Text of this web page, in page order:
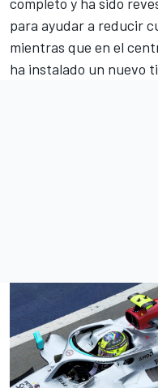
para ayudar a reducir
mientras que en el
ha instalado un nuevo